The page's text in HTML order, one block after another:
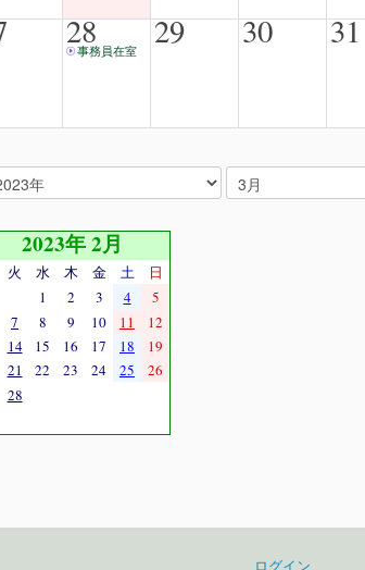
28
事務員在室 29 30 31
2023年 2月
火 水 木 金 土
日
1
2 3 4
5
7 8 9 10 11
12
14 15 16 17 18
19
21 22 23 24 25
26
28
ログイン